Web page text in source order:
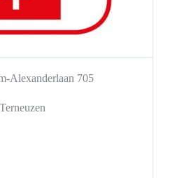
Alexanderlaan 705
Terneuzen